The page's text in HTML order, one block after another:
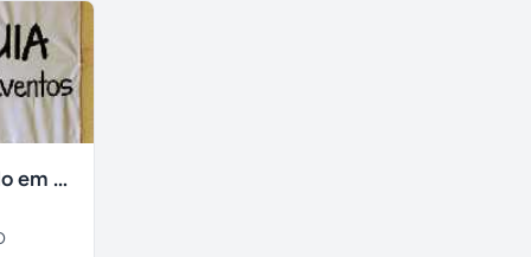
faixas no tecido em ate 24H